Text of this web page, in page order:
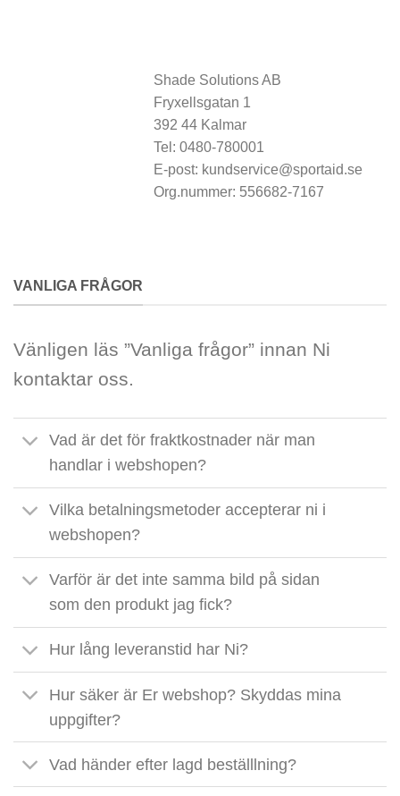
Shade Solutions AB
Fryxellsgatan 1
392 44 Kalmar
Tel: 0480-780001
E-post: kundservice@sportaid.se
Org.nummer: 556682-7167
VANLIGA FRÅGOR
Vänligen läs ”Vanliga frågor” innan Ni
kontaktar oss.
Vad är det för fraktkostnader när man
handlar i webshopen?
Vilka betalningsmetoder accepterar ni i
webshopen?
Varför är det inte samma bild på sidan
som den produkt jag fick?
Hur lång leveranstid har Ni?
Hur säker är Er webshop? Skyddas mina
uppgifter?
Vad händer efter lagd beställlning?